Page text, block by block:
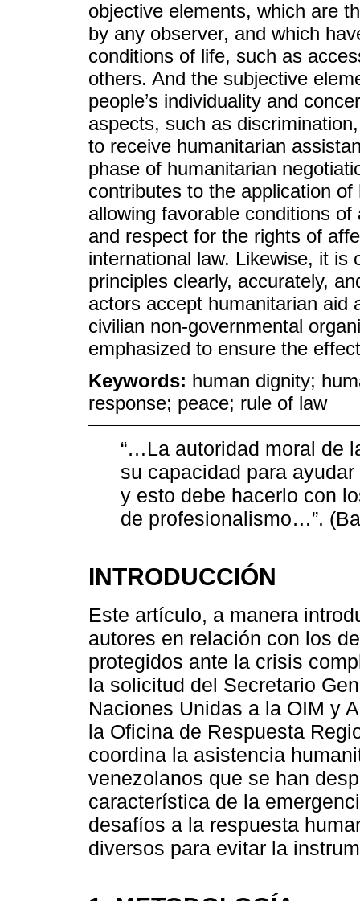
objective elements, which are
by any observer, and which
conditions of life, such as
others. And the subjective
people’s individuality and
aspects, such as
to receive humanitarian
phase of humanitarian
contributes to the application
allowing favorable conditions
and respect for the rights of
international law. Likewise, it is
principles clearly, accurately,
actors accept humanitarian aid
civilian non-governmental
emphasized to ensure the
Keywords: human dignity;
response; peace; rule of law
“…La autoridad moral de
su capacidad para
y esto debe hacerlo con
de profesionalismo…”.
INTRODUCCIÓN
Este artículo, a manera
autores en relación con los
protegidos ante la crisis
la solicitud del Secretario
Naciones Unidas a la OIM y
la Oficina de Respuesta
coordina la asistencia
venezolanos que se han
característica de la
desafíos a la respuesta
diversos para evitar la